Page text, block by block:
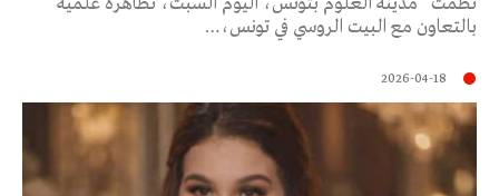
بالتعاون مع البيت الروسي في تونس،…
2026-04-18